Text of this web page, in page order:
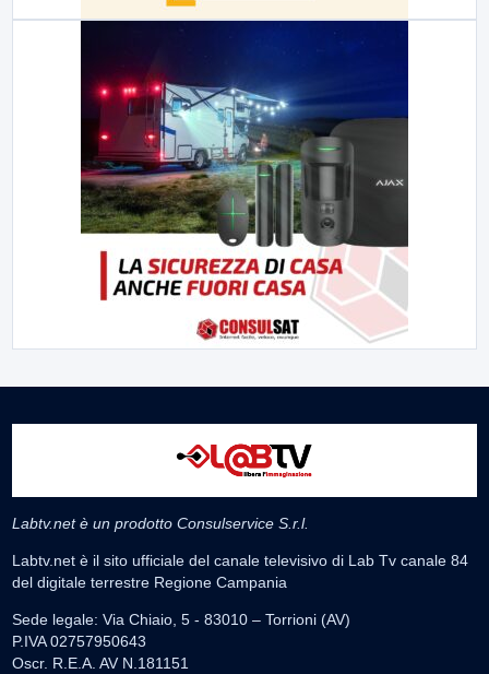
Labtv.net è un prodotto Consulservice S.r.l.
Labtv.net è il sito ufficiale del canale televisivo di Lab Tv canale 84
del digitale terrestre Regione Campania
Sede legale: Via Chiaio, 5 - 83010 – Torrioni (AV)
P.IVA 02757950643
Oscr. R.E.A. AV N.181151